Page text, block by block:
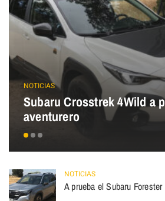
NOTICIAS
Subaru Crosstrek 4Wild a
aventurero
NOTICIAS
A prueba el Subaru